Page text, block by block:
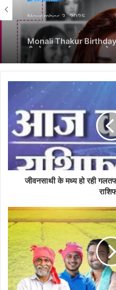
November 3, 2025
Monali Thakur Birthday
मी’ से ‘आगा बाई हल्ला मचाए
मोनाली ठाकुर के 7 बेहतरीन
जीवनसाथी के मध्य हो रही